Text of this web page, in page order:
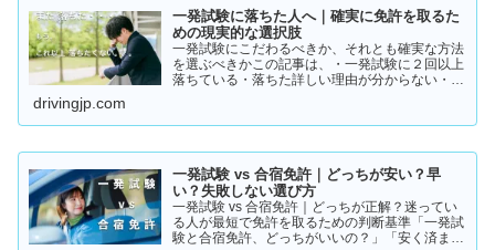
一発試験に落ちた人へ｜確実に免許を取るた
めの現実的な選択肢
一発試験にこだわるべきか、それとも確実な方法
を選ぶべきかこの記事は、・一発試験に２回以上
落ちている・落ちた詳しい理由が分からない・こ
らに何回も落ちる・数…
drivingjp.com
一発試験 vs 合宿免許｜どっちが安い？早
い？失敗しない選び方
一発試験 vs 合宿免許｜どっちが正解？迷ってい
る人が最短で免許を取るための判断基準「一発試
験と合宿免許、どっちがいいの？」「安く済ませ